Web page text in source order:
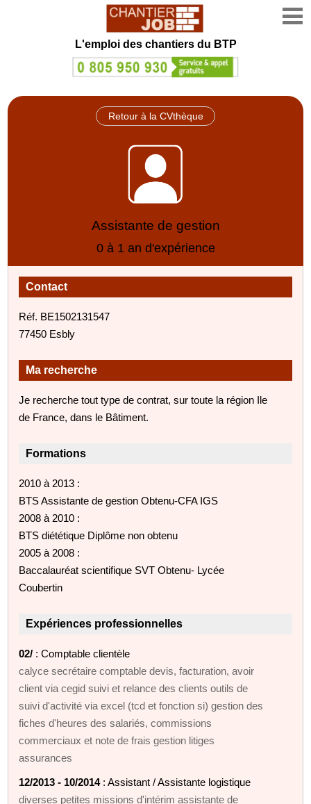
L'emploi des chantiers du BTP
Retour à la CVthèque
Assistante de gestion
0 à 1 an d'expérience
Contact
Réf. BE1502131547
77450 Esbly
Ma recherche
Je recherche tout type de contrat, sur toute la région Ile
de France, dans le Bâtiment.
Formations
2010 à 2013 :
BTS Assistante de gestion Obtenu-CFA IGS
2008 à 2010 :
BTS diététique Diplôme non obtenu
2005 à 2008 :
Baccalauréat scientifique SVT Obtenu- Lycée
Coubertin
Expériences professionnelles
02/ : Comptable clientèle
calyce secrétaire comptable devis, facturation, avoir
client via cegid suivi et relance des clients outils de
suivi d'activité via excel (tcd et fonction si) gestion des
fiches d'heures des salariés, commissions
commerciaux et note de frais gestion litiges
assurances
12/2013 - 10/2014: Assistant / Assistante logistique
diverses petites missions d'intérim assistante de